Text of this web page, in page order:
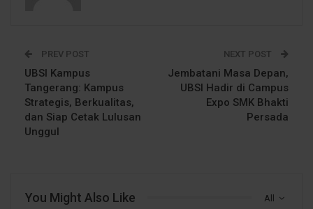
PREV POST
UBSI Kampus
Tangerang: Kampus
Strategis, Berkualitas,
dan Siap Cetak Lulusan
Unggul
NEXT POST
Jembatani Masa Depan,
UBSI Hadir di Campus
Expo SMK Bhakti
Persada
All
You Might Also Like